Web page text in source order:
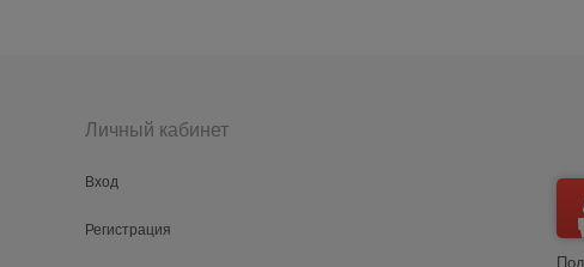
Личный кабинет
Вход
Регистрация